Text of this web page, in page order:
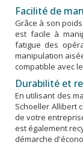
Facilité de
Grâce à son
est facile à
fatigue des
manipulation
compatible avec
Durabilité et
En utilisant des
Schoeller Allibert
de votre
est également
démarche